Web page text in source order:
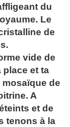
du
Le
de
vide de
place et ta
mosaïque de
A
et de
tenons à la